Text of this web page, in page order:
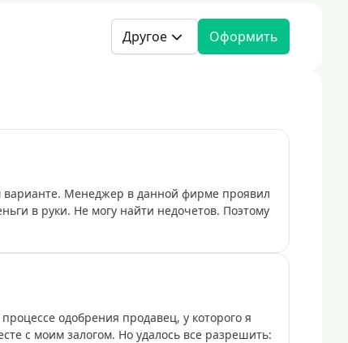
Другое Оформить
Менеджер в данной фирме проявил
в руки. Не могу найти недочетов. Поэтому
одобрения продавец, у которого я
с моим залогом. Но удалось все разрешить: